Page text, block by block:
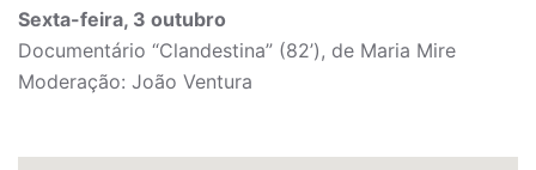
Sexta-feira, 3 outubro
Documentário “Clandestina” (82’), de Maria Mire
Moderação: João Ventura